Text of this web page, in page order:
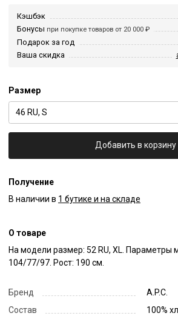
Кэшбэк
Бонусы при покупке товаров от 20 000 ₽
Подарок за год
Ваша скидка
Размер
46 RU, S
Добавить в корзину
Получение
В наличии в 1 бутике и на складе
О товаре
На модели размер: 52 RU, XL. Параметры
104/77/97. Рост: 190 см.
Бренд
A.P.C.
Состав
100%